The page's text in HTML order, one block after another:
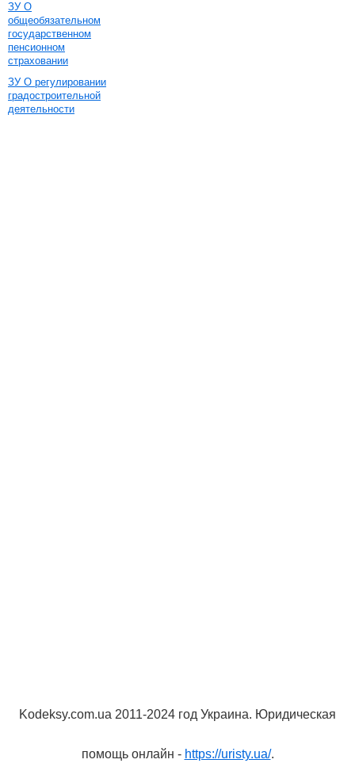
ЗУ О
общеобязательном
государственном
пенсионном
страховании
ЗУ О регулировании
градостроительной
деятельности
Kodeksy.com.ua 2011-2024 год Украина. Юридическая
помощь онлайн - https://uristy.ua/.